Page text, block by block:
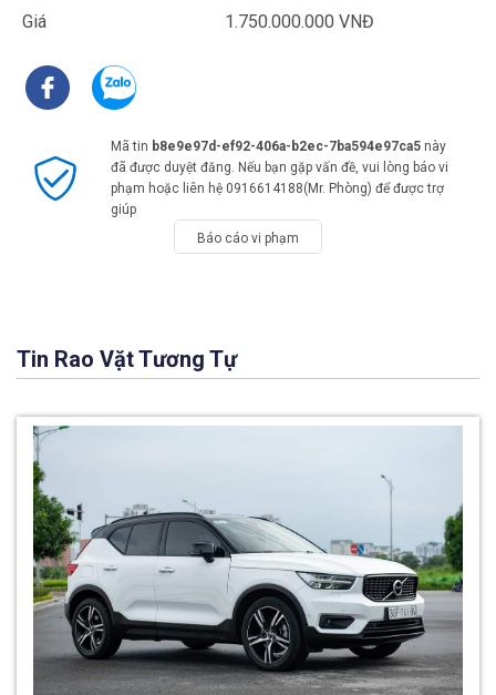
Giá
1.750.000.000 VNĐ
Mã tin b8e9e97d-ef92-406a-b2ec-7ba594e97ca5này
đã được duyệt đăng. Nếu bạn gặp vấn đề, vui lòng báo vi
phạm hoặc liên hệ 0916614188(Mr. Phòng) để được trợ
giúp
Báo cáo vi phạm
Tin Rao Vặt Tương Tự